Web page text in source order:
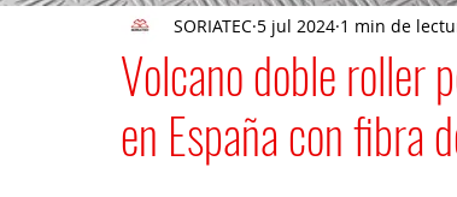
Volcano doble roller
en España con fibra
SORIATEC 5 jul 2024 1 min de